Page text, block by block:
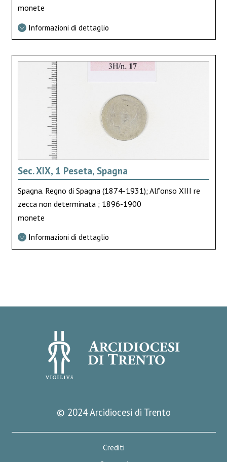
monete
Informazioni di dettaglio
Sec. XIX, 1 Peseta, Spagna
Spagna. Regno di Spagna (1874-1931); Alfonso XIII re
zecca non determinata ; 1896-1900
monete
Informazioni di dettaglio
© 2024 Arcidiocesi di Trento
Crediti